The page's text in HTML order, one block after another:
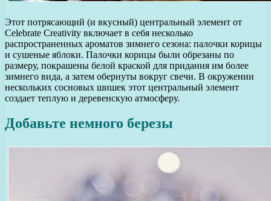
Этот потрясающий (и вкусный) центральный элемент от
Celebrate Creativity включает в себя несколько
распространенных ароматов зимнего сезона: палочки корицы
и сушеные яблоки. Палочки корицы были обрезаны по
размеру, покрашены белой краской для придания им более
зимнего вида, а затем обернуты вокруг свечи. В окружении
нескольких сосновых шишек этот центральный элемент
создает теплую и деревенскую атмосферу.
Добавьте немного березы